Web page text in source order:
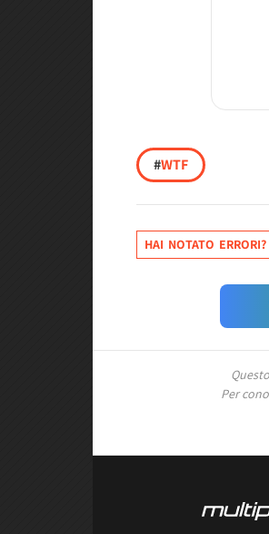
#WTF
HAI NOTATO ERRORI?
Per